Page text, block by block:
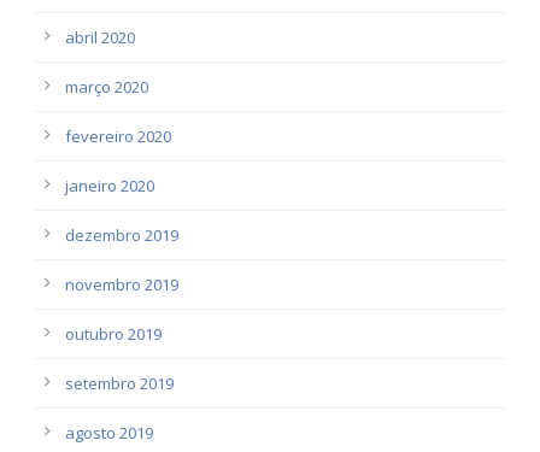
abril 2020
março 2020
fevereiro 2020
janeiro 2020
dezembro 2019
novembro 2019
outubro 2019
setembro 2019
agosto 2019